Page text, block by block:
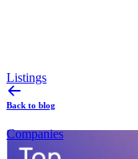
Listings
Companies
Back to blog